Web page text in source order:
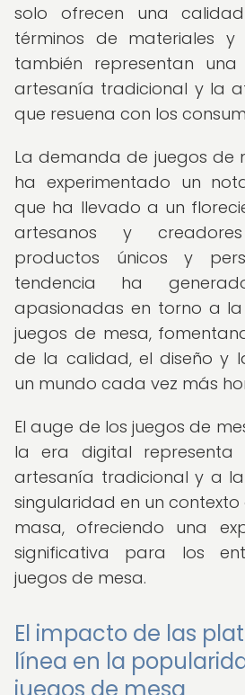
solo ofrecen una
términos de materiales y
también representan
artesanía tradicional y la
que resuena con los
La demanda de juegos de
ha experimentado un
que ha llevado a un
artesanos y
productos únicos y
tendencia ha
apasionadas en torno a
juegos de mesa,
de la calidad, el diseño y
un mundo cada vez más
El auge de los juegos de
la era digital
artesanía tradicional y a
singularidad en un
masa, ofreciendo una
significativa para los
juegos de mesa.
El impacto de las
línea en la